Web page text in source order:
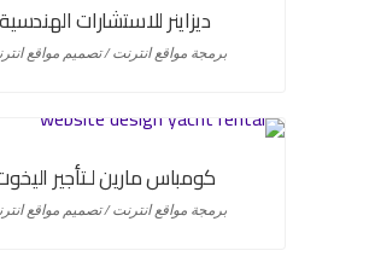
ديزاينر للاستشارات الهندسية
برمجة مواقع انترنت / تصميم مواقع
كومباس مارين لـتأجير
برمجة مواقع انترنت / تصميم مواقع